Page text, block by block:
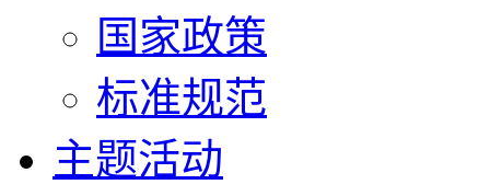
国家政策
标准规范
主题活动